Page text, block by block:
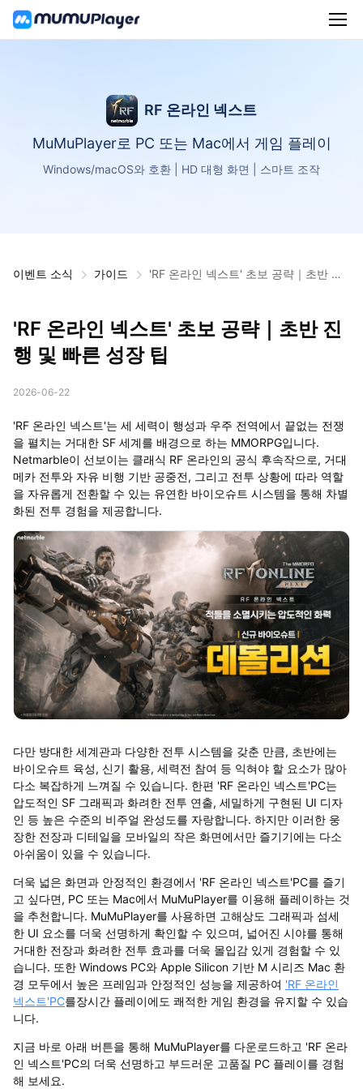
RF 온라인 넥스트
MuMuPlayer로 PC 또는 Mac에서 게임 플레이
Windows/macOS와 호환 | HD 대형 화면 | 스마트 조작
이벤트 소식 가이드
'RF 온라인 넥스트' 초보 공략｜초반 진
'RF 온라인 넥스트' 초보 공략｜초반 진
행 및 빠른 성장 팁
2026-06-22
'RF 온라인 넥스트'는 세 세력이 행성과 우주 전역에서 끝없는 전쟁
을 펼치는 거대한 SF 세계를 배경으로 하는 MMORPG입니다.
Netmarble이 선보이는 클래식 RF 온라인의 공식 후속작으로, 거대
메카 전투와 자유 비행 기반 공중전, 그리고 전투 상황에 따라 역할
을 자유롭게 전환할 수 있는 유연한 바이오슈트 시스템을 통해 차별
화된 전투 경험을 제공합니다.
다만 방대한 세계관과 다양한 전투 시스템을 갖춘 만큼, 초반에는
바이오슈트 육성, 신기 활용, 세력전 참여 등 익혀야 할 요소가 많아
다소 복잡하게 느껴질 수 있습니다. 한편 'RF 온라인 넥스트'PC는
압도적인 SF 그래픽과 화려한 전투 연출, 세밀하게 구현된 UI 디자
인 등 높은 수준의 비주얼 완성도를 자랑합니다. 하지만 이러한 웅
장한 전장과 디테일을 모바일의 작은 화면에서만 즐기기에는 다소
아쉬움이 있을 수 있습니다.
더욱 넓은 화면과 안정적인 환경에서 'RF 온라인 넥스트'PC를 즐기
고 싶다면, PC 또는 Mac에서 MuMuPlayer를 이용해 플레이하는 것
을 추천합니다. MuMuPlayer를 사용하면 고해상도 그래픽과 섬세
한 UI 요소를 더욱 선명하게 확인할 수 있으며, 넓어진 시야를 통해
거대한 전장과 화려한 전투 효과를 더욱 몰입감 있게 경험할 수 있
습니다. 또한 Windows PC와 Apple Silicon 기반 M 시리즈 Mac 환
경 모두에서 높은 프레임과 안정적인 성능을 제공하여 'RF 온라인
넥스트'PC를장시간 플레이에도 쾌적한 게임 환경을 유지할 수 있습
니다.
지금 바로 아래 버튼을 통해 MuMuPlayer를 다운로드하고 'RF 온라
인 넥스트'PC의 더욱 선명하고 부드러운 고품질 PC 플레이를 경험
해 보세요.